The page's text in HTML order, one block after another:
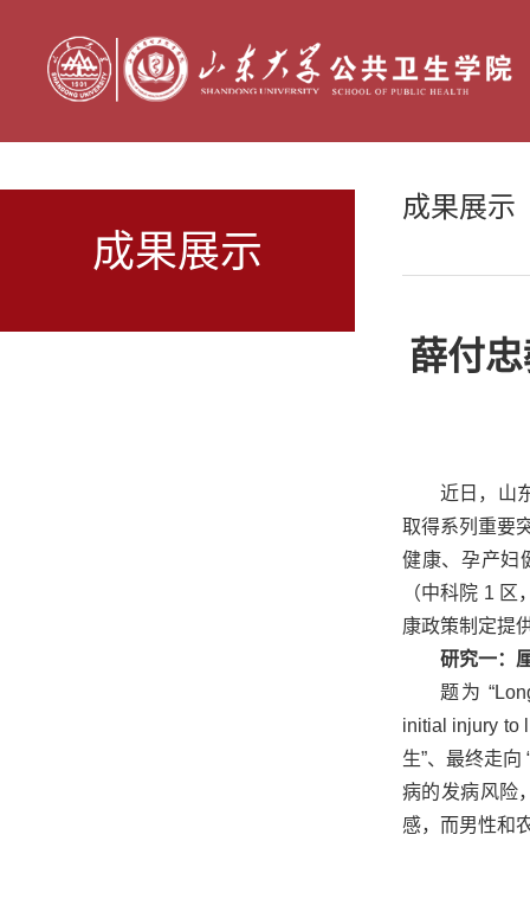
成果展示
成果展示
薛付
近日，山
取得系列重要
健康、孕产妇
（中科院 1
康政策制定提
研究一：
题为
initial injury to
生”、最终走
病的发病风险
感，而男性和